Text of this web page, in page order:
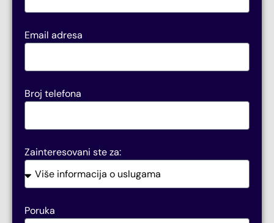
Email adresa
Broj telefona
Zainteresovani ste za:
Poruka